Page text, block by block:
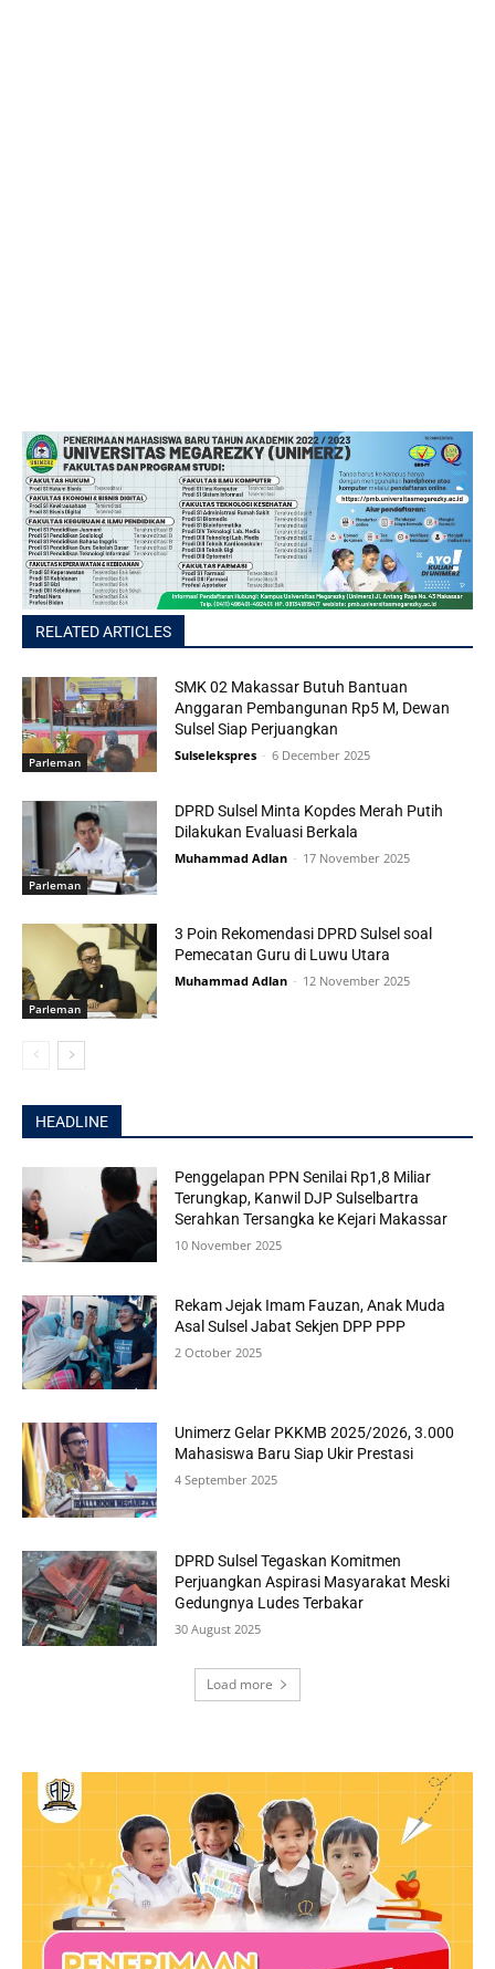
RELATED ARTICLES
Parleman
SMK 02 Makassar Butuh Bantuan
Anggaran Pembangunan Rp5 M, Dewan
Sulsel Siap Perjuangkan
Sulselekspres - 6 December 2025
Parleman
DPRD Sulsel Minta Kopdes Merah Putih
Dilakukan Evaluasi Berkala
Muhammad Adlan - 17 November 2025
Parleman
3 Poin Rekomendasi DPRD Sulsel soal
Pemecatan Guru di Luwu Utara
Muhammad Adlan - 12 November 2025
HEADLINE
Penggelapan PPN Senilai Rp1,8 Miliar
Terungkap, Kanwil DJP Sulselbartra
Serahkan Tersangka ke Kejari Makassar
10 November 2025
Rekam Jejak Imam Fauzan, Anak Muda
Asal Sulsel Jabat Sekjen DPP PPP
2 October 2025
Unimerz Gelar PKKMB 2025/2026, 3.000
Mahasiswa Baru Siap Ukir Prestasi
4 September 2025
DPRD Sulsel Tegaskan Komitmen
Perjuangkan Aspirasi Masyarakat Meski
Gedungnya Ludes Terbakar
30 August 2025
Load more